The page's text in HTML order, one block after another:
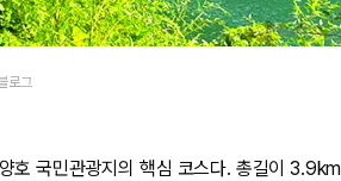
로그
호 국민관광지의 핵심 코스다. 총길이 3.9km,